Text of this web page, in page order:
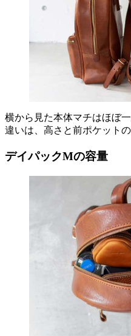
横から見た本体マチはほぼ一
違いは、高さと前ポケット
デイパックMの容量